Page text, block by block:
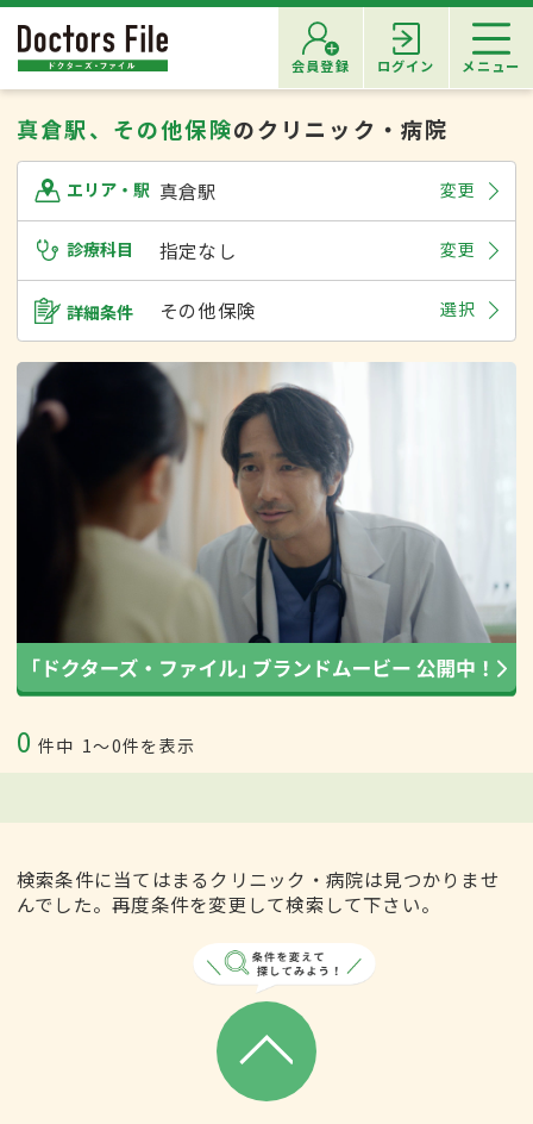
会員登録 ログイン メニュー
真倉駅、その他保険のクリニック・病院
エリア・駅 真倉駅 変更
診療科目 指定なし 変更
詳細条件 その他保険 選択
0 件中 1〜0件を表示
検索条件に当てはまるクリニック・病院は見つかりませ
んでした。再度条件を変更して検索して下さい。